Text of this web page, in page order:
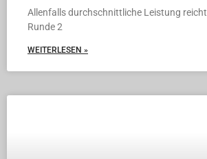
Allenfalls durchschnittliche Leistung
Runde 2
WEITERLESEN »